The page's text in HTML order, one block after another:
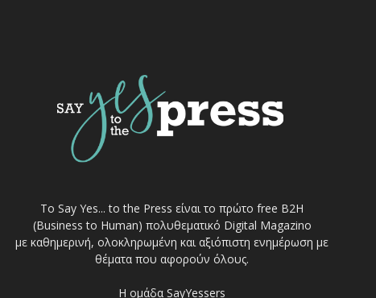
Το Say Yes... to the Press είναι το πρώτο free Β2Η
(Business to Human) πολυθεματικό Digital Magazino
με καθημερινή, ολοκληρωμένη και αξιόπιστη ενημέρωση με
θέματα που αφορούν όλους.
Η ομάδα SayYessers